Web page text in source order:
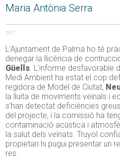
Maria Antònia Serra
187
L’Ajuntament de Palma ho té
denegar la llicència de
Güells. L’informe desfavorable
Medi Ambient ha estat el cop
regidora de Model de Ciutat,
la lluita de moviments veïnals i
s’han detectat deficiències
del projecte, i la comissió ha
contaminació acústica i
la salut dels veïnats. Truyol
propietari hi pugui presentar un
res.